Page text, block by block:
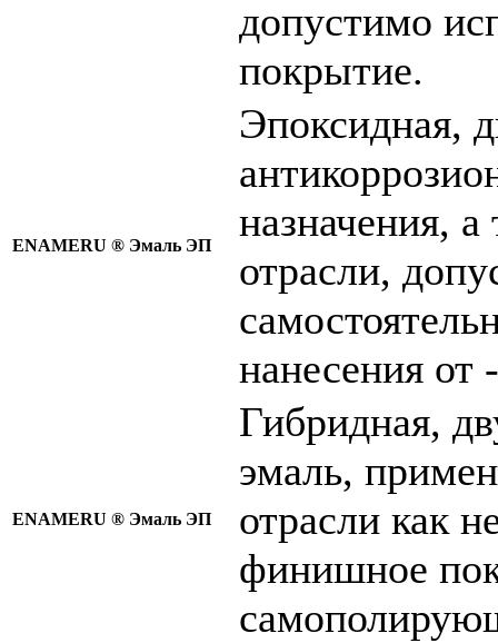
допустимо
покрытие.
ENAMERU ® Эмаль ЭП
Эпоксидная,
назначения,
отрасли,
нанесения от
ENAMERU ® Эмаль ЭП
Гибридная,
эмаль,
отрасли как
финишное